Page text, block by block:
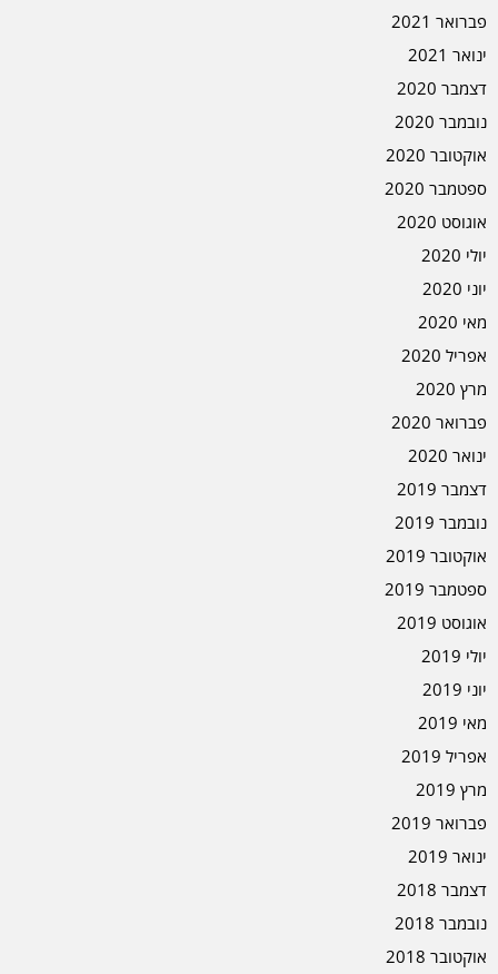
פברואר 2021
ינואר 2021
דצמבר 2020
נובמבר 2020
אוקטובר 2020
ספטמבר 2020
אוגוסט 2020
יולי 2020
יוני 2020
מאי 2020
אפריל 2020
מרץ 2020
פברואר 2020
ינואר 2020
דצמבר 2019
נובמבר 2019
אוקטובר 2019
ספטמבר 2019
אוגוסט 2019
יולי 2019
יוני 2019
מאי 2019
אפריל 2019
מרץ 2019
פברואר 2019
ינואר 2019
דצמבר 2018
נובמבר 2018
אוקטובר 2018